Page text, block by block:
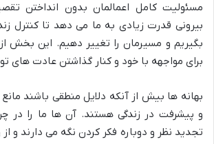
مسئولیت کامل اعمالمان بدون انداختن
بیرونی قدرت زیادی به ما می دهد تا کنترل
بگیریم و مسیرمان را تغییر دهیم. این بخش
برای مواجهه با خود و کنار گذاشتن عادت های
بهانه ها بیش از آنکه دلایل منطقی باشند
و پیشرفت در زندگی هستند. آن ها ما را در
تجدید نظر و دوباره فکر کردن نگه می دارند و از